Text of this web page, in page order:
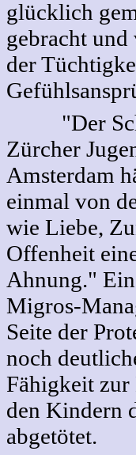
glücklich
gebracht und
der
"Der
Zürcher
Amsterdam
einmal von
wie Liebe,
Offenheit
Ahnung."
Migros-
Seite der
noch
Fähigkeit zur
den Kindern
abgetötet.